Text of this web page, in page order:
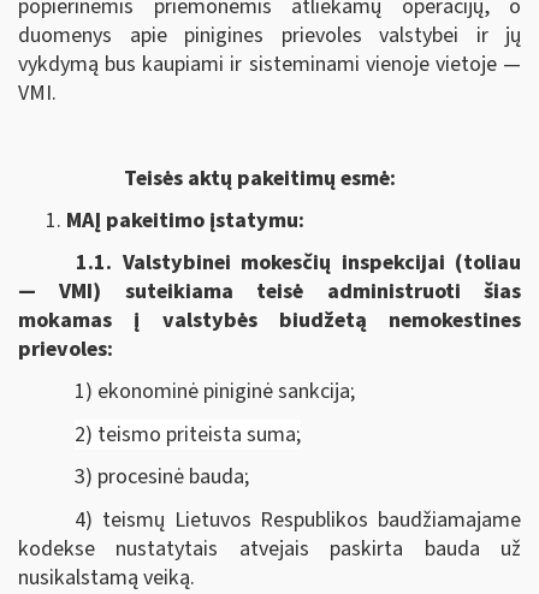
popierinėmis priemonėmis atliekamų operacijų, o
duomenys apie pinigines prievoles valstybei ir jų
vykdymą bus kaupiami ir sisteminami vienoje vietoje —
VMI.
Teisės aktų pakeitimų esmė:
MAĮ pakeitimo įstatymu:
1.1. Valstybinei mokesčių inspekcijai (toliau
— VMI) suteikiama
teisė administruoti šias
mokamas į valstybės biudžetą nemokestines
prievoles:
1) ekonominė piniginė sankcija;
2) teismo priteista suma;
3) procesinė bauda;
4) teismų Lietuvos Respublikos baudžiamajame
kodekse nustatytais atvejais paskirta bauda už
nusikalstamą veiką.